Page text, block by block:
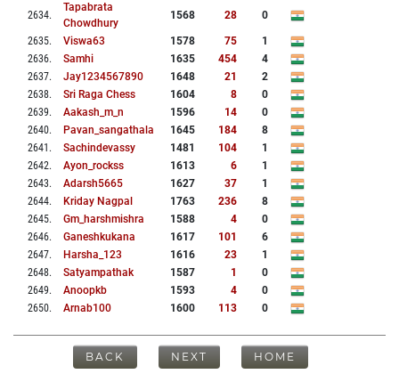
2634.
Tapabrata
Chowdhury
1568 28 0
2635. Viswa63 1578 75
1
2636. Samhi 1635 454
4
2637. Jay1234567890 1648 21
2
2638. Sri Raga Chess 1604 8
0
2639. Aakash_m_n 1596 14
0
2640. Pavan_sangathala 1645 184
8
2641 . Sachindevassy 1481 104
1
2642. Ayon_rockss 1613 6
1
2643. Adarsh5665 1627 37
1
2644. Kriday Nagpal 1763 236
8
2645. Gm_harshmishra 1588 4
0
2646. Ganeshkukana 1617 101
6
2647. Harsha_123 1616 23
1
2648. Satyampathak 1587 1
0
2649. Anoopkb 1593 4
0
2650. Arnab100 1600 113 0
BACK NEXT HOME